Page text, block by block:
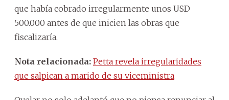
que había cobrado irregularmente unos USD
500.000 antes de que inicien las obras que
fiscalizaría.
Nota relacionada: Petta revela irregularidades
que salpican a marido de su viceministra